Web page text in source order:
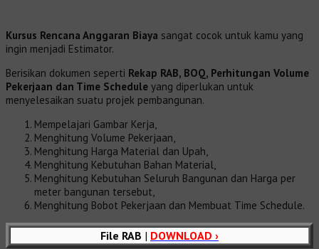
Kursus Rencana Anggaran Biaya sangat cocok untuk kamu yang
ingin menjadi Estimator.
Berisikan dokumen seperti Rekap RAB, BOQ, Perhitungan Volume
Pekerjaan dan Time Schedule yang diperlukan untuk
menyelesaikan suatu projek pembangunan.
Mempelajari Gambar Kerja,
Menghitung Volume Pekerjaan,
Menghitung Harga Material dan Upah,
Menghitung Kebutuhan Bahan Material,
Menghitung Kebutuhan Seluruh Bangunan dan Harga per
meter bangunan tersebut,
Menghitung Bobot Pekerjaan dan Membuat Time Schedule.
File RAB | DOWNLOAD ›